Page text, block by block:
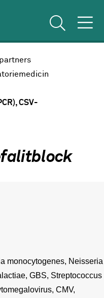
CSV-
monocytogenes, Neisseria
GBS, Streptococcus
CMV,